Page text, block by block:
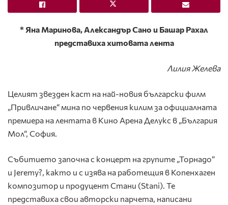
* Яна Маринова, Александър Сано и Башар Рахал
представиха хитовата лента
Лилия Желева
Целият звезден каст на най-новия български филм
„Привличане“ мина по червения килим за официалната
премиера на лентата в Кино Арена Делукс в „България
Мол“, София.
Събитието започна с концерт на групите „Торнадо“
и Jeremy?, както и с изява на работещия в Копенхаген
композитор и продуцент Стани (Stani). Те
представиха свои авторски парчета, написани